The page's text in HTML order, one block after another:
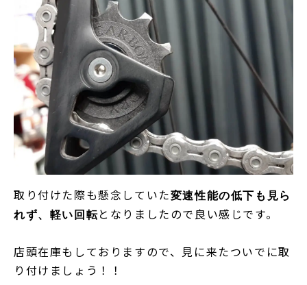
取り付けた際も懸念していた変速性能の低下も見ら
れず、軽い回転となりましたので良い感じです。
店頭在庫もしておりますので、見に来たついでに取
り付けましょう！！